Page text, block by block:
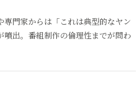
門家からは「これは典型的なヤン
出。番組制作の倫理性までが問わ